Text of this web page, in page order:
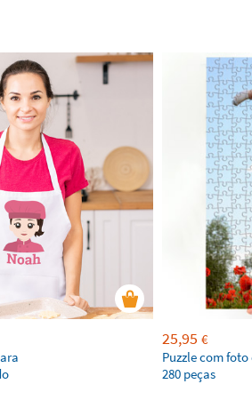
25,95 €
Puzzle com
280 peças